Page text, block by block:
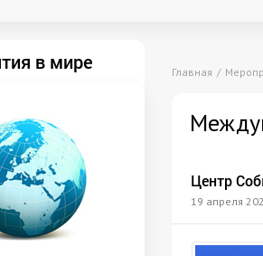
Главная
Центр
19 апреля
в мире